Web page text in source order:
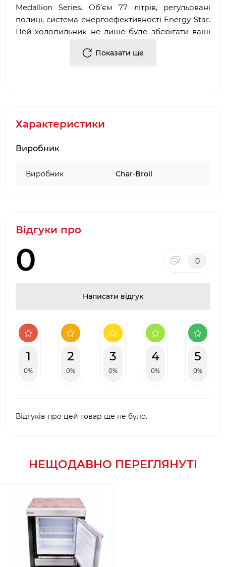
Medallion Series. Об’єм 77 літрів, регульовані
полиці, система енергоефективності Energy-Star.
Цей холодильник не лише буде зберігати ваші
додаткову поверхню для приготування у вашій
Показати ще
Характеристики
Виробник
Виробник Char-Broil
Відгуки про
0 0
Написати відгук
1
0%
2
0%
3
0%
4
0%
5
0%
Відгуків про цей товар ще не було.
НЕЩОДАВНО ПЕРЕГЛЯНУТІ